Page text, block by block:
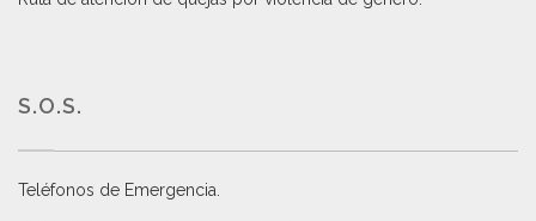
S.O.S.
Teléfonos de Emergencia.